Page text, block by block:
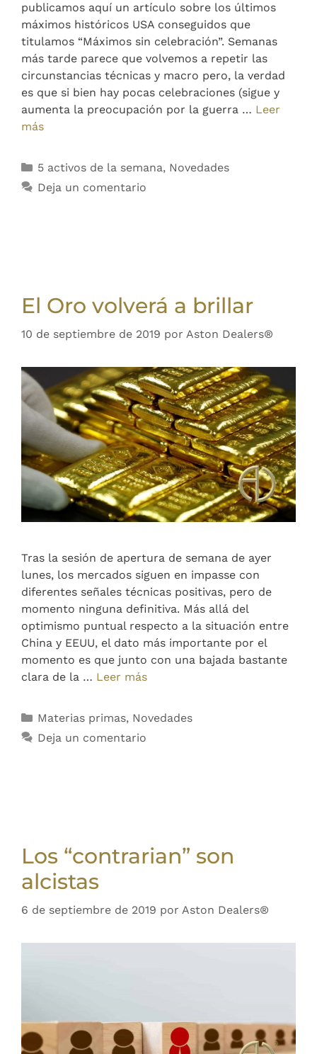
publicamos aquí un artículo sobre los últimos
máximos históricos USA conseguidos que
titulamos “Máximos sin celebración”. Semanas
más tarde parece que volvemos a repetir las
circunstancias técnicas y macro pero, la verdad
es que si bien hay pocas celebraciones (sigue y
aumenta la preocupación por la guerra … Leer
más
5 activos de la semana, Novedades
Deja un comentario
El Oro volverá a brillar
10 de septiembre de 2019 por Aston Dealers®
Tras la sesión de apertura de semana de ayer
lunes, los mercados siguen en impasse con
diferentes señales técnicas positivas, pero de
momento ninguna definitiva. Más allá del
optimismo puntual respecto a la situación entre
China y EEUU, el dato más importante por el
momento es que junto con una bajada bastante
clara de la … Leer más
Materias primas, Novedades
Deja un comentario
Los “contrarian” son
alcistas
6 de septiembre de 2019 por Aston Dealers®